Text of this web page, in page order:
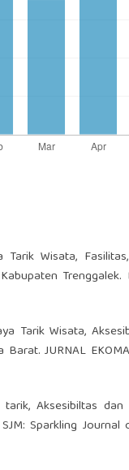
Wisata,
Tarik Wisata,
JURNAL
Aksesibiltas
Sparkling Journal